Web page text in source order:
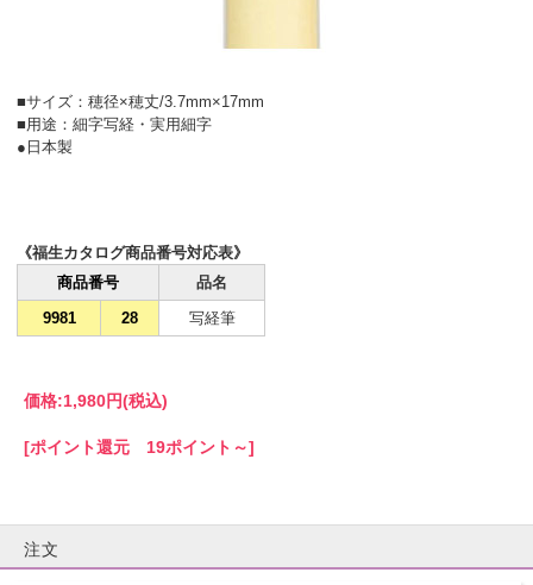
■サイズ：穂径×穂丈/3.7mm×17mm
■用途：細字写経・実用細字
●日本製
《福生カタログ商品番号対応表》
商品番号
品名
9981
28 写経筆
価格:1,980円(税込)
[ポイント還元 19ポイント～]
注文